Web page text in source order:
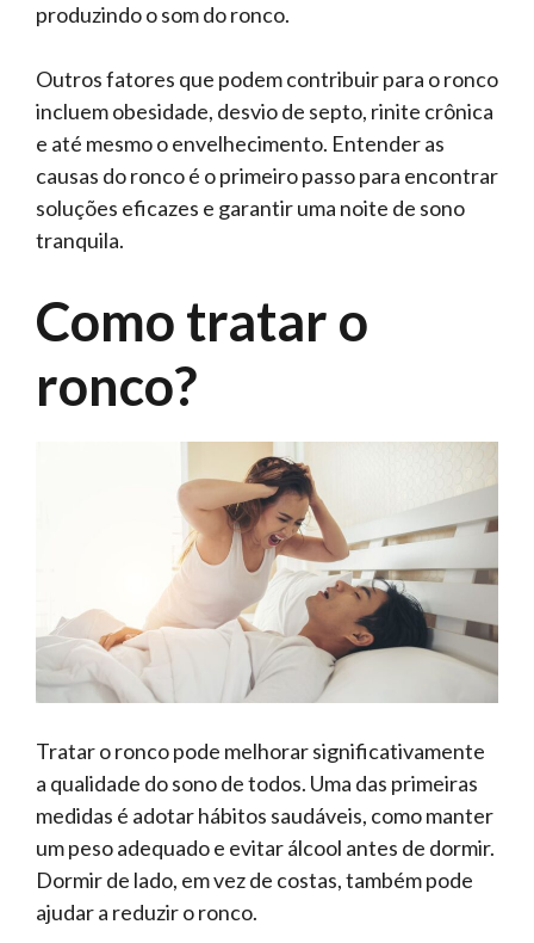
produzindo o som do ronco.
Outros fatores que podem contribuir para o ronco
incluem obesidade, desvio de septo, rinite crônica
e até mesmo o envelhecimento. Entender as
causas do ronco é o primeiro passo para encontrar
soluções eficazes e garantir uma noite de sono
tranquila.
Como tratar o
ronco?
Tratar o ronco pode melhorar significativamente
a qualidade do sono de todos. Uma das primeiras
medidas é adotar hábitos saudáveis, como manter
um peso adequado e evitar álcool antes de dormir.
Dormir de lado, em vez de costas, também pode
ajudar a reduzir o ronco.